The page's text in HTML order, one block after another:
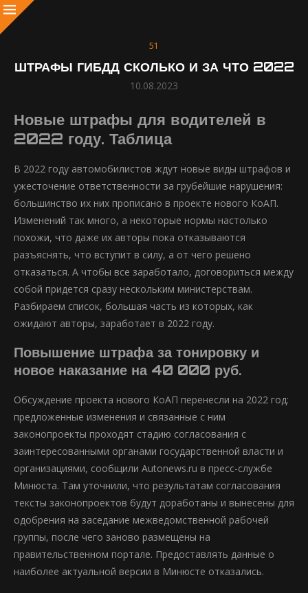
51
ШТРАФЫ ГИБДД СКОЛЬКО И ЗА ЧТО 2022
10.08.2023
Новые штрафы для водителей в
2022 году. Таблица
В 2022 году автомобилистов ждут новые виды штрафов и
ужесточение ответственности за грубейшие нарушения:
большинство их них прописано в проекте нового КоАП.
Изменений так много, а некоторые нормы настолько
похожи, что даже их авторы пока отказываются
разъяснять, что вступит в силу, а от чего решено
отказаться. А чтобы все заработало, договориться между
собой придется сразу нескольким министерствам.
Разбираем список, большая часть из которых, как
ожидают авторы, заработает в 2022 году.
Повышение штрафа за тонировку и
новое наказание на 40 000 руб.
Обсуждение проекта нового КоАП перенесли на 2022 год:
предложенные изменения и связанные с ним
законопроекты проходят стадию согласования с
заинтересованными органами государственной власти и
организациями, сообщили Autonews.ru в пресс-службе
Минюста. Там уточнили, что результатам согласования
тексты законопроектов будут доработаны и вынесены для
одобрения на заседание межведомственной рабочей
группы, после чего заново размещены на
правительственном портале. Предоставлять данные о
наиболее актуальной версии в Минюсте отказались.